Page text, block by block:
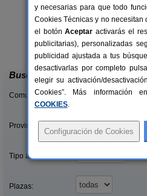
Casa Rural Vía de la
Aldea del Cano
Buscar
Comunidades:
Provincias/Islas:
Tipo alquiler:
Plazas:
y necesarias para que todo
Cookies Técnicas y no necesitan
el botónAceptar activarás el
publicitarias), personalizadas
publicidad ajustada a tus
desactivarlas por completo
elegir su activación/
Cookies”. Más información
COOKIES.